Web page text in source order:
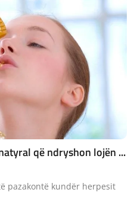
që ndryshon lojën ...
pazakontë kundër herpesit